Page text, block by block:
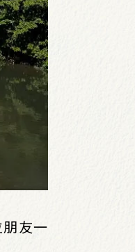
友一